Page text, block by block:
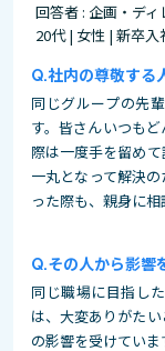
回答者 : 企画・ディ
20代 | 女性 | 新卒
社内の尊敬する
同じグループの先
す。皆さんいつも
際は一度手を留め
一丸となって解決
った際も、親身に
その人から影響
同じ職場に目指し
は、大変ありがた
の影響を受けていま